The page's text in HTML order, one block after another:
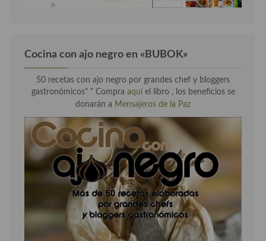
Cocina con ajo negro en «BUBOK»
50 recetas con ajo negro por grandes chef y bloggers
gastronómicos" " Compra aqui el libro , los beneficios se
donarán a Mensajeros de la Paz